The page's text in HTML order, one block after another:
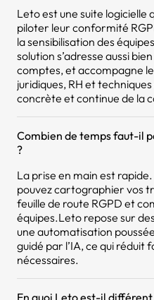
Leto est une suite logicielle
piloter leur conformité
la sensibilisation des
solution s’adresse aussi
comptes, et accompagne
juridiques, RH et
concrète et continue de la
Combien de temps faut-il
?
La prise en main est
pouvez cartographier vos
feuille de route RGPD et
équipes.Leto repose sur
une automatisation
guidé par l’IA, ce qui
nécessaires.
En quoi Leto est-il différent